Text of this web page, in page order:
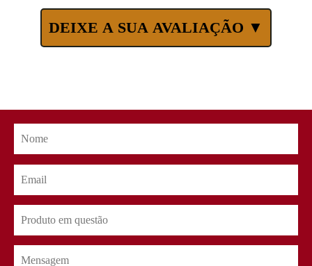
DEIXE A SUA AVALIAÇÃO ▼